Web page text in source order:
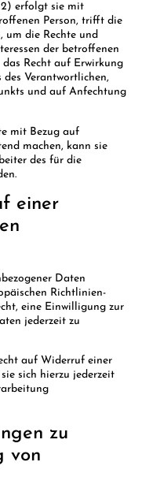
erfolgt sie mit
Person, trifft die
um die Rechte und
der betroffenen
das Recht auf Erwirkung
des Verantwortlichen,
und auf Anfechtung
mit Bezug auf
machen, kann sie
des für die
einer
Daten
Richtlinien-
eine Einwilligung zur
jederzeit zu
auf Widerruf einer
sich hierzu jederzeit
zu
von